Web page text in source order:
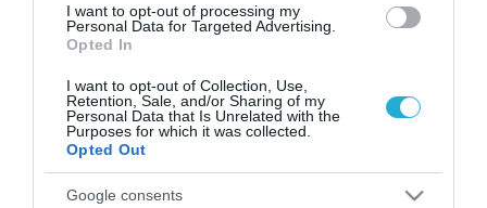
I want to opt-out of processing my
Personal Data for Targeted Advertising.
Opted In
I want to opt-out of Collection, Use,
Retention, Sale, and/or Sharing of my
Personal Data that Is Unrelated with the
Purposes for which it was collected.
Opted Out
Google consents
ΡΟΗ ΕΙΔΗΣΕΩΝ
Το χρηματοδοτούμενο
από την ΕΕ έργο “The